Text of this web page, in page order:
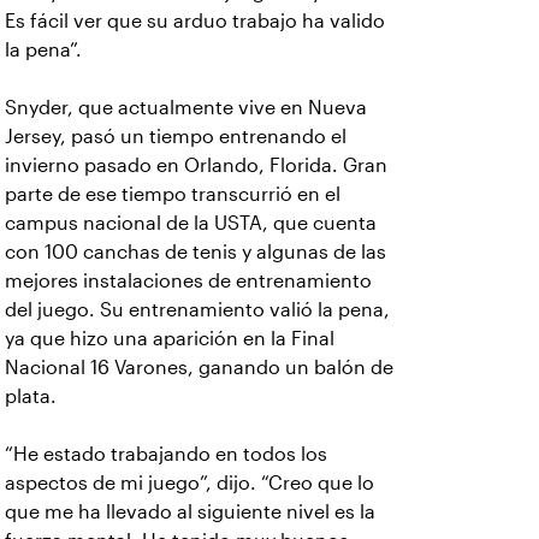
Es fácil ver que su arduo trabajo ha valido
la pena”.
Snyder, que actualmente vive en Nueva
Jersey, pasó un tiempo entrenando el
invierno pasado en Orlando, Florida. Gran
parte de ese tiempo transcurrió en el
campus nacional de la USTA, que cuenta
con 100 canchas de tenis y algunas de las
mejores instalaciones de entrenamiento
del juego. Su entrenamiento valió la pena,
ya que hizo una aparición en la Final
Nacional 16 Varones, ganando un balón de
plata.
“He estado trabajando en todos los
aspectos de mi juego”, dijo. “Creo que lo
que me ha llevado al siguiente nivel es la